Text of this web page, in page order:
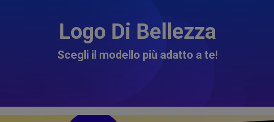
Logo Di Bellezza
Scegli il modello più adatto a te!